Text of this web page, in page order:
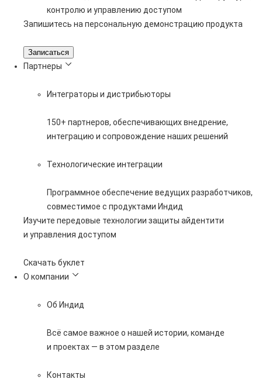
контролю и управлению доступом
Запишитесь на персональную демонстрацию продукта
Записаться
Партнеры
Интеграторы и дистрибьюторы
150+ партнеров, обеспечивающих внедрение,
интеграцию и сопровождение наших решений
Технологические интеграции
Программное обеспечение ведущих разработчиков,
совместимое с продуктами Индид
Изучите передовые технологии защиты айдентити
и управления доступом
Скачать буклет
О компании
Об Индид
Всё самое важное о нашей истории, команде
и проектах — в этом разделе
Контакты